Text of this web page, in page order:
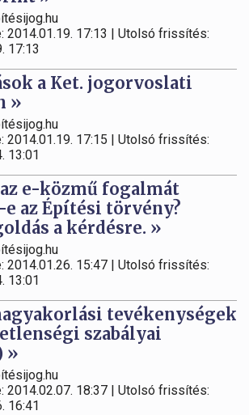
2014.01.19. 17:13 | Utolsó frissítés:
17:13
a Ket. jogorvoslati
»
2014.01.19. 17:15 | Utolsó frissítés:
13:01
e-közmű fogalmát
az Építési törvény?
a kérdésre. »
2014.01.26. 15:47 | Utolsó frissítés:
13:01
tevékenységek
szabályai
»
2014.02.07. 18:37 | Utolsó frissítés:
16:41